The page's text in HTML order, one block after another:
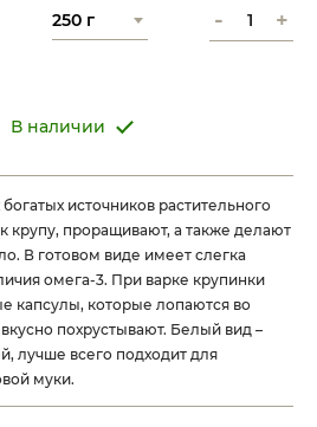
источников растительного
крупу, проращивают, а также делают
В готовом виде имеет слегка
омега-3. При варке крупинки
капсулы, которые лопаются во
похрустывают. Белый вид –
лучше всего подходит для
муки.
- +
В наличии